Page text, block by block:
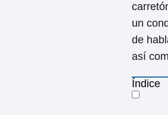
un
de
así
Índice